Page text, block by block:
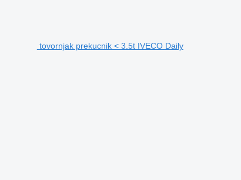
tovornjak prekucnik < 3.5t IVECO Daily